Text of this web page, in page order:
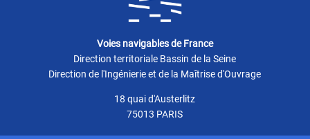
Voies navigables de France
Direction territoriale Bassin de la Seine
Direction de l'Ingénierie et de la Maîtrise d'Ouvrage
18 quai d'Austerlitz
75013 PARIS